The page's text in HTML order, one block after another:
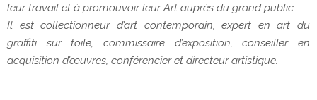
leur travail et à promouvoir leur Art auprès du grand public.
Il est collectionneur d’art contemporain, expert en art du
graffiti sur toile, commissaire d’exposition, conseiller en
acquisition d’œuvres, conférencier et directeur artistique.